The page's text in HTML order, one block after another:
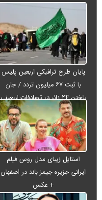
پایان طرح ترافیکی اربعین پلیس
با ثبت ۶۷ میلیون تردد / جان
باختن ۲۴ زائر در تصادفات اربعینی
استایل زیبای مدل روس فیلم
ایرانی جزیره جیمز باند در اصفهان
+ عکس